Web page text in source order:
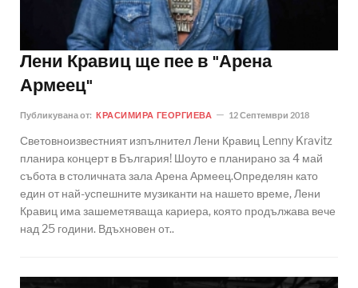
Лени Кравиц ще пее в "Арена
Армеец"
Публикувана от: КРАСИМИРА ГЕОРГИЕВА 12 Септември 2018
Световноизвестният изпълнител Лени Кравиц Lenny Kravitz
планира концерт в България! Шоуто е планирано за 4 май
събота в столичната зала Арена Армеец.Определян като
един от най-успешните музиканти на нашето време, Лени
Кравиц има зашеметяваща кариера, която продължава вече
над 25 години. Вдъхновен от..